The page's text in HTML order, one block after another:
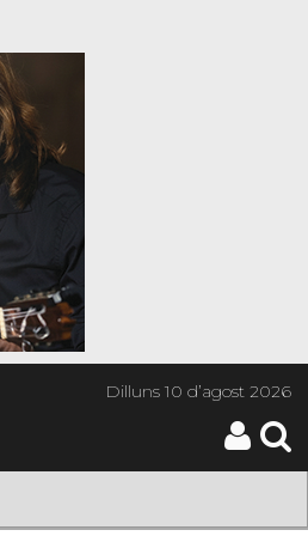
Dilluns10 d’agost 2026